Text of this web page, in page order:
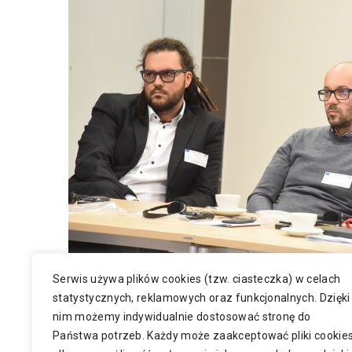
Serwis używa plików cookies (tzw. ciasteczka) w celach
statystycznych, reklamowych oraz funkcjonalnych. Dzięki
nim możemy indywidualnie dostosować stronę do
Państwa potrzeb. Każdy może zaakceptować pliki
Facebook
Twitter
Share